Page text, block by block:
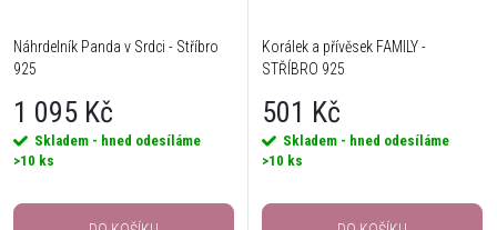
Náhrdelník Panda v Srdci - Stříbro
925
1 095 Kč
Skladem - hned odesíláme
>10 ks
Korálek a přívěsek FAMILY -
STŘÍBRO 925
501 Kč
Skladem - hned odesíláme
>10 ks